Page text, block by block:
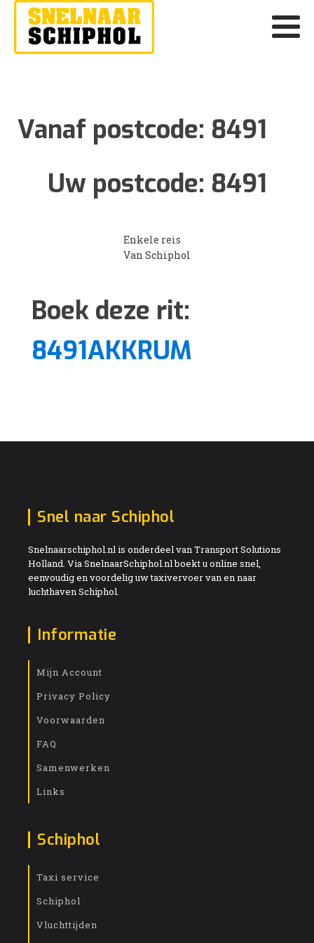
Vanaf postcode: 8491
Uw postcode: 8491
Enkele reis
Van Schiphol
Boek deze rit:
8491AKKRUM
Snel naar Schiphol
Snelnaarschiphol.nl is onderdeel van Transport Solutions
Holland. Via SnelnaarSchiphol.nl boekt u online snel,
eenvoudig en voordelig uw taxivervoer van en naar
luchthaven Schiphol.
Informatie
Mijn Account
Privacy Policy
Voorwaarden
FAQ
Samenwerken
Links
Schiphol
Taxi service
Schiphol
Vluchttijden